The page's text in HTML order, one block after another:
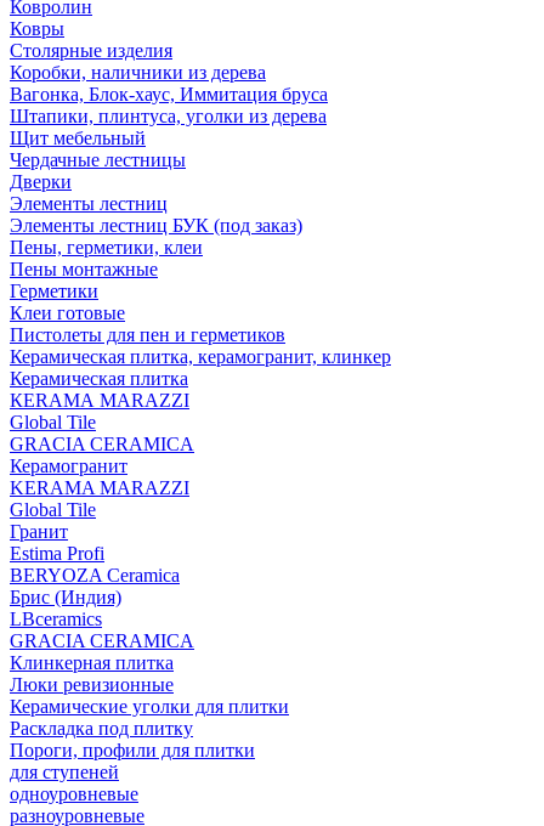
Ковролин
Ковры
Столярные изделия
Коробки, наличники из дерева
Вагонка, Блок-хаус, Иммитация бруса
Штапики, плинтуса, уголки из дерева
Щит мебельный
Чердачные лестницы
Дверки
Элементы лестниц
Элементы лестниц БУК (под заказ)
Пены, герметики, клеи
Пены монтажные
Герметики
Клеи готовые
Пистолеты для пен и герметиков
Керамическая плитка, керамогранит, клинкер
Керамическая плитка
КЕRАМА MARAZZI
Global Tile
GRACIA CERAMICA
Керамогранит
KERAMA MARAZZI
Global Tile
Гранит
Estima Profi
BERYOZA Ceramica
Брис (Индия)
LBceramics
GRACIA CERAMICA
Клинкерная плитка
Люки ревизионные
Керамические уголки для плитки
Раскладка под плитку
Пороги, профили для плитки
для ступеней
одноуровневые
разноуровневые